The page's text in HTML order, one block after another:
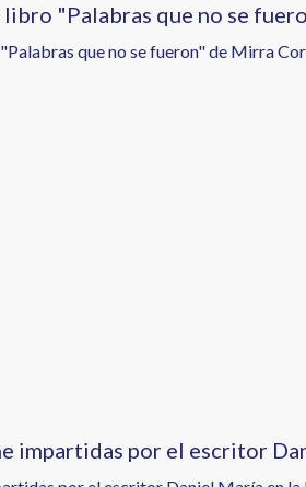
"Palabras que no se
que no se fueron" de Mirra
impartidas por el escritor